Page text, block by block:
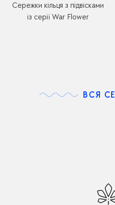
Сережки кільця з підвісками
із серії War Flower
ВСЯ